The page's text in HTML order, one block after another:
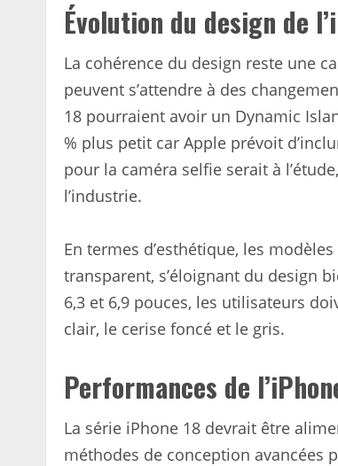
Évolution du design de
La cohérence du design reste une
peuvent s’attendre à des
18 pourraient avoir un Dynamic
% plus petit car Apple prévoit
pour la caméra selfie serait à
l’industrie.
En termes d’esthétique, les
transparent, s’éloignant du design
6,3 et 6,9 pouces, les utilisateurs
clair, le cerise foncé et le gris.
Performances de
La série iPhone 18 devrait être
méthodes de conception avancées